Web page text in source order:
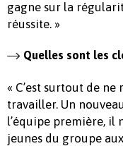
gagne sur la
réussite. »
Quelles sont les
« C’est surtout de
travailler. Un
l’équipe première, il
jeunes du groupe